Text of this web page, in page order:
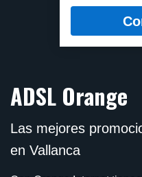
ADSL Orange
Las mejores
en Vallanca